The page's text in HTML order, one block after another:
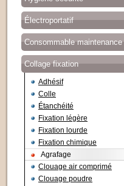
Électroportatif
Consommable maintenance
Collage fixation
Adhésif
Colle
Étanchéité
Fixation légère
Fixation lourde
Fixation chimique
Agrafage
Clouage air comprimé
Clouage poudre